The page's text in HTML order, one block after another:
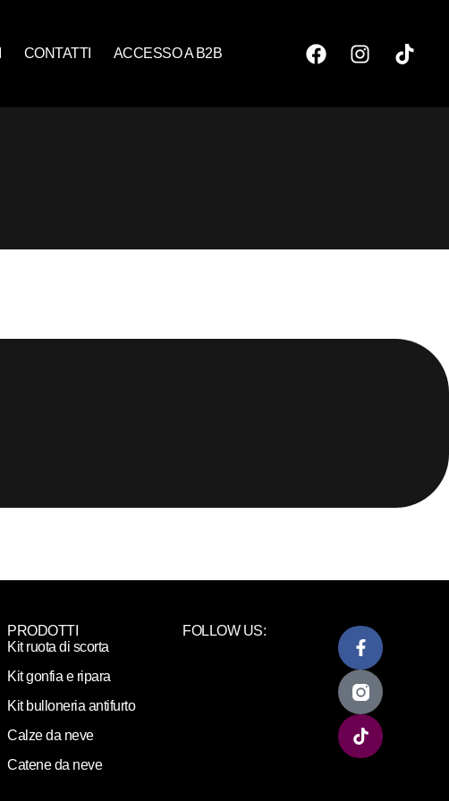
CONTATTI ACCESSO A B2B
PRODOTTI
Kit ruota di scorta
Kit gonfia e ripara
Kit bulloneria antifurto
Calze da neve
Catene da neve
FOLLOW US: